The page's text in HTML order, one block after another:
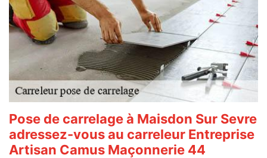
Pose de carrelage à Maisdon Sur Sevre
adressez-vous au carreleur Entreprise
Artisan Camus Maçonnerie 44